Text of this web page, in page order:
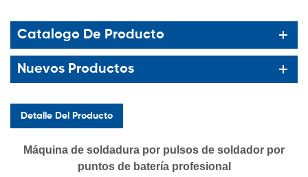
Catalogo De Producto
Nuevos Productos
Detalle Del Producto
Máquina de soldadura por pulsos de soldador por
puntos de batería profesional